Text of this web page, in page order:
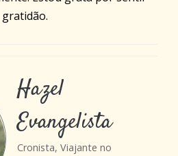
gratidão.
Hazel
Evangelista
Cronista, Viajante no